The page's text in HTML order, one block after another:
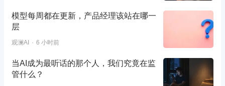
模型每周都在更新，产品经理该站在哪一
层
观澜AI 6 小时前
当AI成为最听话的那个人，我们究竟在监
管什么？